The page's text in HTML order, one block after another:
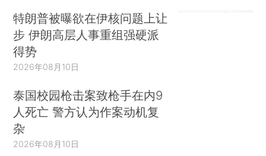
特朗普被曝欲在伊核问题上让
步 伊朗高层人事重组强硬派
得势
2026年08月10日
泰国校园枪击案致枪手在内9
人死亡 警方认为作案动机复
杂
2026年08月10日